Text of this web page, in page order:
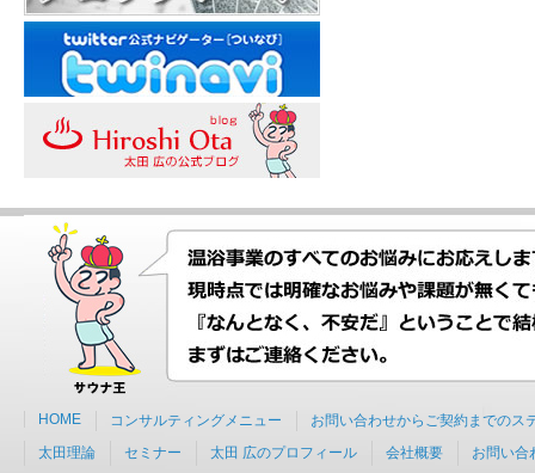
HOME コンサルティングメニュー
お問い合わせからご契約までのス
太田理論
セミナー 太田 広のプロフィール 会社概要 お問い合